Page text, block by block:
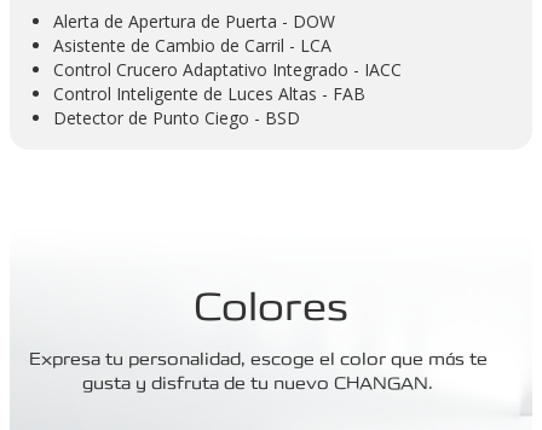
Alerta de Apertura de Puerta - DOW
Asistente de Cambio de Carril - LCA
Control Crucero Adaptativo Integrado - IACC
Control Inteligente de Luces Altas - FAB
Detector de Punto Ciego - BSD
Colores
Expresa tu personalidad, escoge el color que más te
gusta y disfruta de tu nuevo CHANGAN.